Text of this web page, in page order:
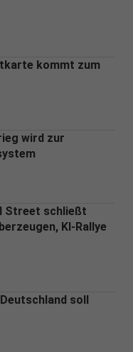
kommt zum
wird zur
Street schließt
KI-Rallye
soll